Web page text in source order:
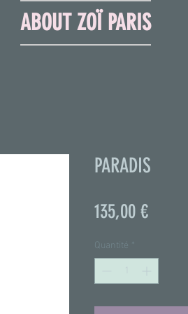
ABOUT ZOÏ PARIS
PARADIS
135,00 €Prix
Quantité *